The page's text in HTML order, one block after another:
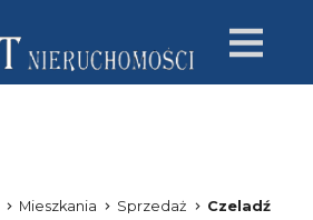
Mieszkania Sprzedaż Czeladź